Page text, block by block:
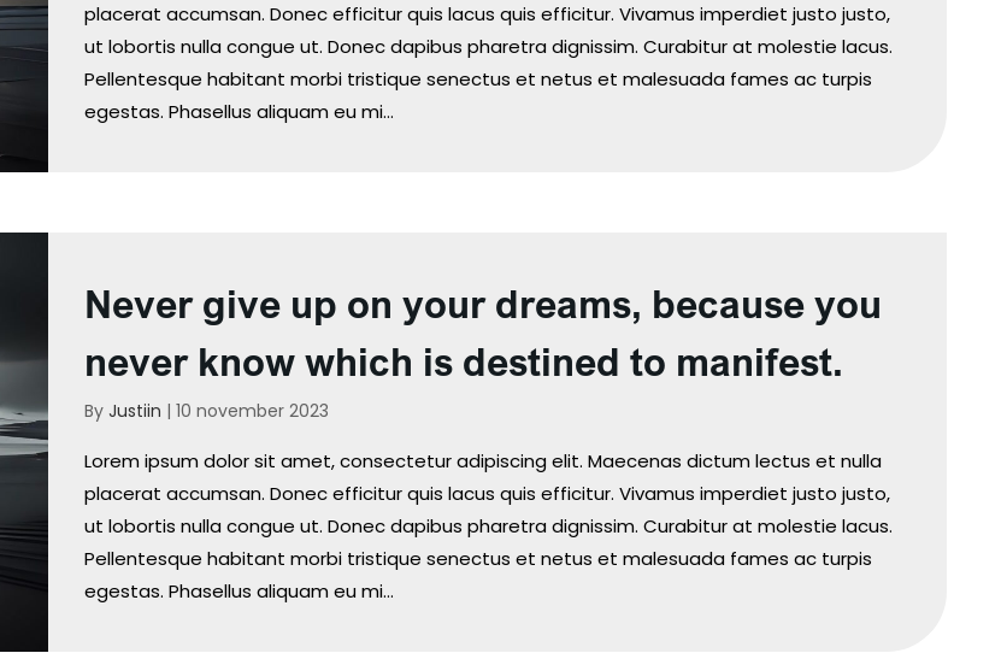
placerat accumsan. Donec efficitur quis lacus quis efficitur. Vivamus imperdiet justo justo,
ut lobortis nulla congue ut. Donec dapibus pharetra dignissim. Curabitur at molestie lacus.
Pellentesque habitant morbi tristique senectus et netus et malesuada fames ac turpis
egestas. Phasellus aliquam eu mi…
Never give up on your dreams, because you
never know which is destined to manifest.
By Justiin | 10 november 2023
Lorem ipsum dolor sit amet, consectetur adipiscing elit. Maecenas dictum lectus et nulla
placerat accumsan. Donec efficitur quis lacus quis efficitur. Vivamus imperdiet justo justo,
ut lobortis nulla congue ut. Donec dapibus pharetra dignissim. Curabitur at molestie lacus.
Pellentesque habitant morbi tristique senectus et netus et malesuada fames ac turpis
egestas. Phasellus aliquam eu mi…